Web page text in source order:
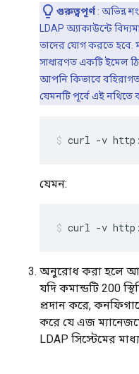
গুরুত্বপূর্ণ : অভিন্ন
LDAP অ্যাকাউন্টে
তাদের যোগ করতে হবে.
সাধারণত একটি ইমেল
আপনি কিভাবে
যেমনটি পূর্বে এই নথিতে
curl -v
যেমন:
curl -v http://
অনুরোধ করা হলে
যদি কমান্ডটি 200
প্রদান করে,
করে যে এজ
LDAP সিস্টেমের